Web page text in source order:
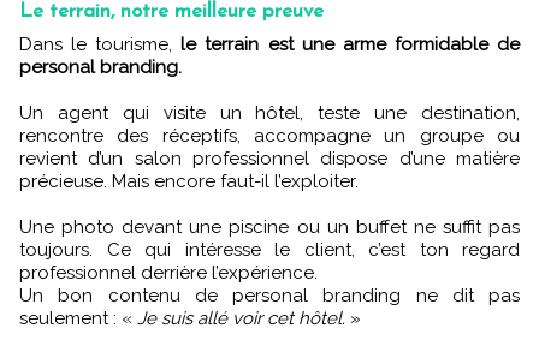
Le terrain, notre meilleure preuve
Dans le tourisme,le terrain est une arme formidable de
personal branding.
Un agent qui visite un hôtel, teste une destination,
rencontre des réceptifs, accompagne un groupe ou
revient d’un salon professionnel dispose d’une matière
précieuse. Mais encore faut-il l’exploiter.
Une photo devant une piscine ou un buffet ne suffit pas
toujours. Ce qui intéresse le client, c’est ton regard
professionnel derrière l’expérience.
Un bon contenu de personal branding ne dit pas
seulement : « Je suis allé voir cet hôtel. »